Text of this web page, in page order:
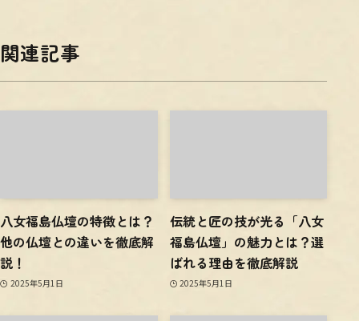
関連記事
八女福島仏壇の特徴とは？
他の仏壇との違いを徹底解
説！
2025年5月1日
伝統と匠の技が光る「八女
福島仏壇」の魅力とは？選
ばれる理由を徹底解説
2025年5月1日